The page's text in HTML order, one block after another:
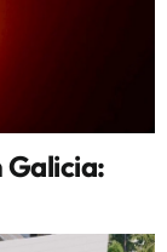
Galicia: